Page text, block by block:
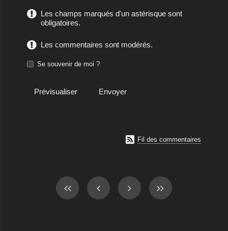
Les champs marqués d'un astérisque sont
obligatoires.
Les commentaires sont modérés.
Se souvenir de moi ?
 Fil des commentaires